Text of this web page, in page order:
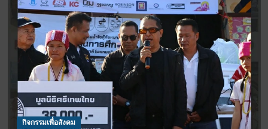
กิจกรรมเพื่อสังคม